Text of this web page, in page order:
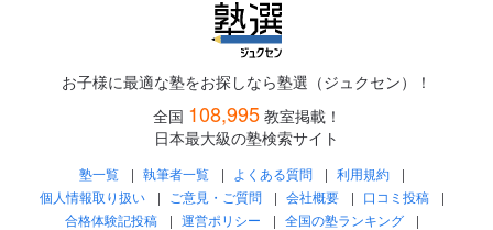
お子様に最適な塾をお探しなら塾選（ジュクセン）！
全国 108,995 教室掲載！
日本最大級の塾検索サイト
塾一覧 執筆者一覧 よくある質問
利用規約
個人情報取り扱い
ご意見・ご質問 会社概要
口コミ投稿
合格体験記投稿
運営ポリシー
全国の塾ランキング